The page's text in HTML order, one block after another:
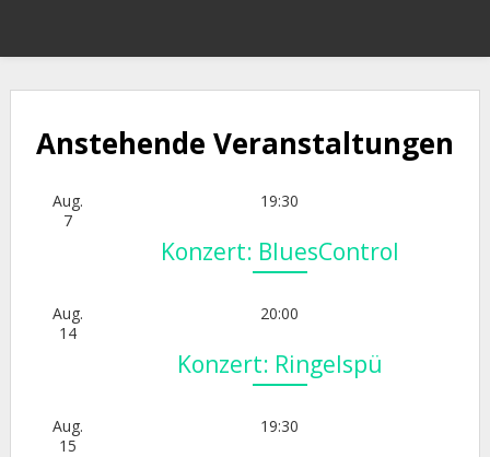
Anstehende Veranstaltungen
Aug.
7
19:30
Konzert: BluesControl
Aug.
14
20:00
Konzert: Ringelspü
Aug.
15
19:30